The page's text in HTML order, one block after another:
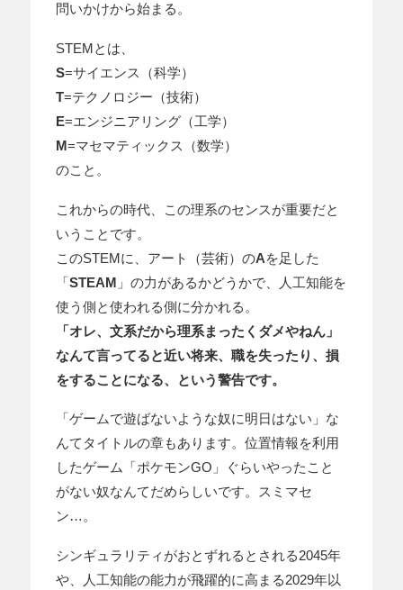
問いかけから始まる。
STEMとは、
S=サイエンス（科学）
T=テクノロジー（技術）
E=エンジニアリング（工学）
M=マセマティックス（数学）
のこと。
これからの時代、この理系のセンスが重要だと
いうことです。
このSTEMに、アート（芸術）のAを足した
「STEAM 」の力があるかどうかで、人工知能を
使う側と使われる側に分かれる。
「オレ、文系だから理系まったくダメやねん」
なんて言ってると近い将来、職を失ったり、損
をすることになる、という警告です。
「ゲームで遊ばないような奴に明日はない」な
んてタイトルの章もあります。位置情報を利用
したゲーム「ポケモンGO」ぐらいやったこと
がない奴なんてだめらしいです。スミマセ
ン…。
シンギュラリティがおとずれるとされる2045年
や、人工知能の能力が飛躍的に高まる2029年以